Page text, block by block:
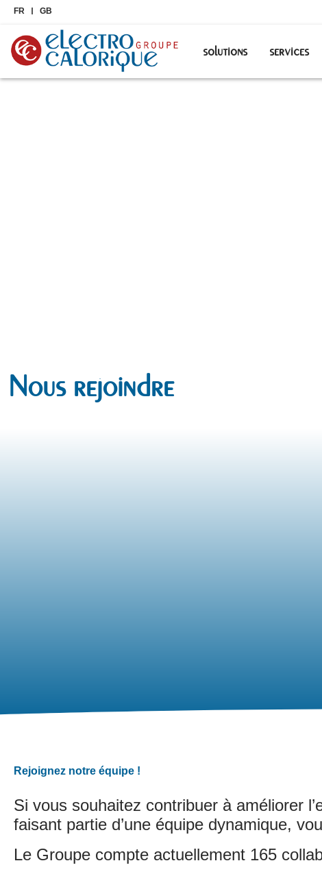
FR GB
solutions services
Nous rejoindre
Rejoignez notre équipe !
Si vous souhaitez contribuer à améliorer
faisant partie d’une équipe dynamique,
Le Groupe compte actuellement 165